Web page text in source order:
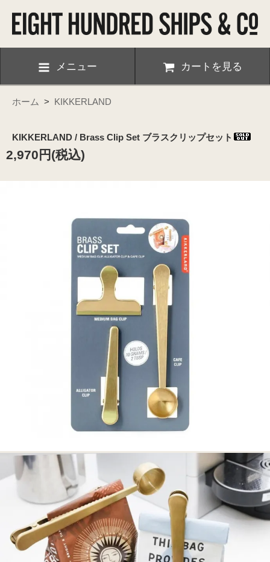
メニュー カートを見る
ホーム > KIKKERLAND
KIKKERLAND / Brass Clip Set ブラスクリップセット
2,970円(税込)